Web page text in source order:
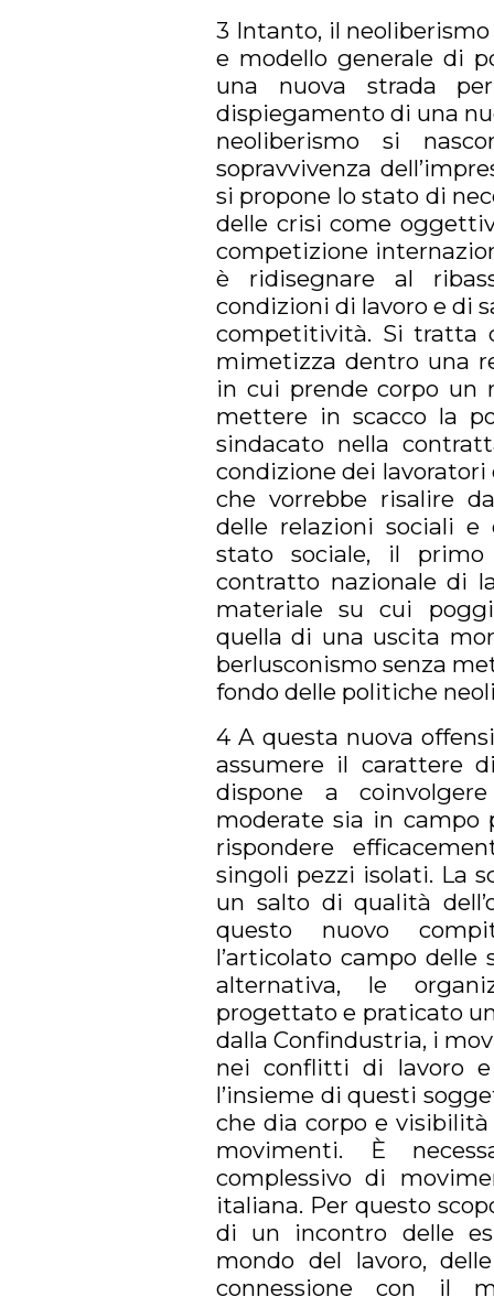
3 Intanto, il
e modello generale di
una nuova strada
dispiegamento di una
neoliberismo si
sopravvivenza
si propone lo stato di
delle crisi come
competizione
è ridisegnare al
condizioni di lavoro e di
competitività. Si tratta
mimetizza dentro una
in cui prende corpo un
mettere in scacco la
sindacato nella
condizione dei lavoratori
che vorrebbe risalire
delle relazioni sociali e
stato sociale, il
contratto nazionale di
materiale su cui
quella di una uscita
berlusconismo senza
fondo delle politiche
4 A questa nuova
assumere il carattere
dispone a
moderate sia in campo
rispondere
singoli pezzi isolati. La
un salto di qualità
questo nuovo
l’articolato campo
alternativa, le
progettato e praticato
dalla Confindustria, i
nei conflitti di lavoro
l’insieme di questi
che dia corpo e
movimenti. È
complessivo di
italiana. Per questo
di un incontro delle
mondo del lavoro,
connessione con il